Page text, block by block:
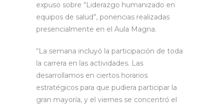
expuso sobre “Liderazgo humanizado en
equipos de salud”, ponencias realizadas
presencialmente en el Aula Magna.
“La semana incluyó la participación de toda
la carrera en las actividades. Las
desarrollamos en ciertos horarios
estratégicos para que pudiera participar la
gran mayoría, y el viernes se concentró el